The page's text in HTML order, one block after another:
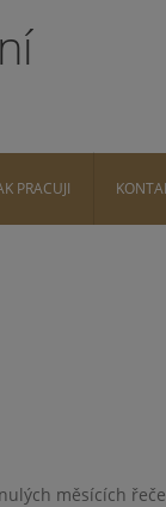
PRACUJI
měsících